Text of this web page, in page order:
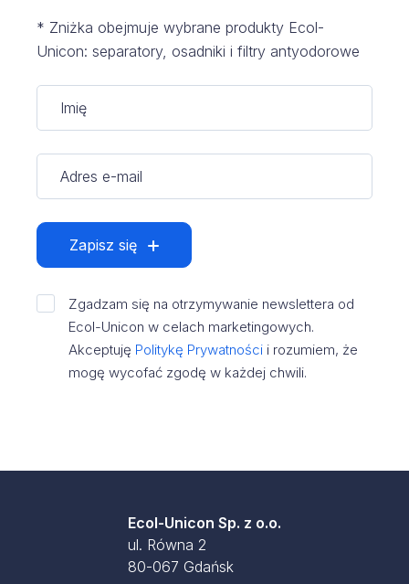
* Zniżka obejmuje wybrane produkty Ecol-
Unicon: separatory, osadniki i filtry antyodorowe
Zapisz się
Zgadzam się na otrzymywanie newslettera od
Ecol-Unicon w celach marketingowych.
Akceptuję Politykę Prywatności i rozumiem, że
mogę wycofać zgodę w każdej chwili.
Ecol-Unicon Sp. z o.o.
ul. Równa 2
80-067 Gdańsk